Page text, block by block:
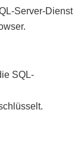
Server-Dienst
SQL-